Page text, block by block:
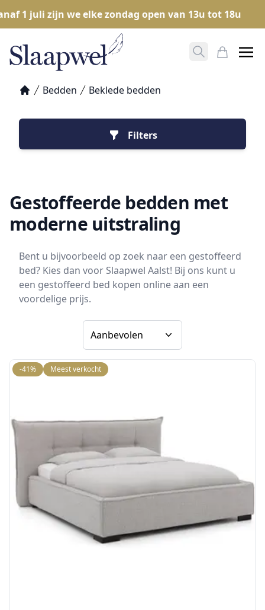
1 juli zijn we elke zondag open van 13u tot 18u
ZoekenMijn
Bedden Beklede bedden
Filters
Gestoffeerde bedden met
moderne uitstraling
Bent u bijvoorbeeld op zoek naar een gestoffeerd
bed? Kies dan voor Slaapwel Aalst! Bij ons kunt u
een gestoffeerd bed kopen online aan een
voordelige prijs.
Sorteer op
-41% Meest verkocht